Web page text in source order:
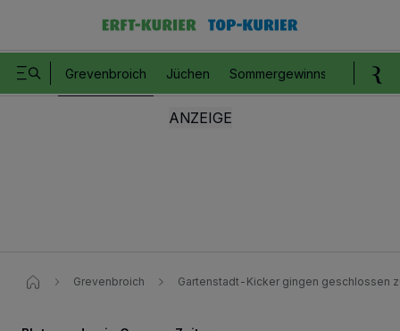
Grevenbroich Jüchen Sommergewinnspiel
Grevenbroich Gartenstadt-Kicker gingen geschlossen